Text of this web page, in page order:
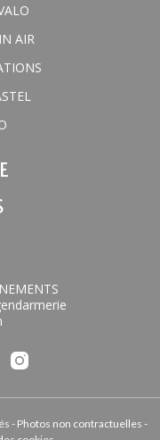
AIR
- Photos non contractuelles -